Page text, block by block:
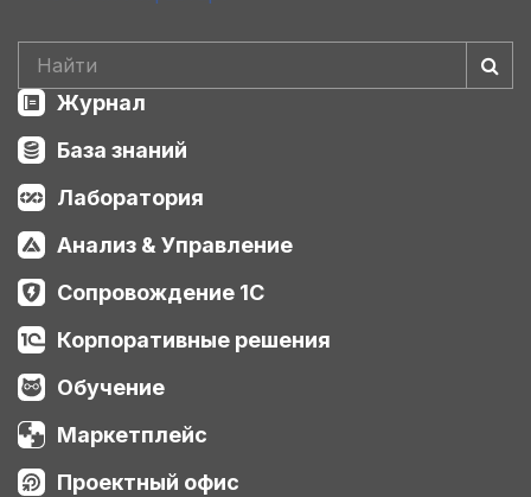
Журнал
База знаний
Лаборатория
Анализ & Управление
Сопровождение 1С
Корпоративные решения
Обучение
Маркетплейс
Проектный офис